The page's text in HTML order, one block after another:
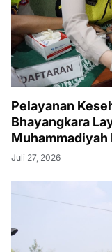
Pelayanan
Bhayangkara
Muhammadiyah
Juli 27, 2026